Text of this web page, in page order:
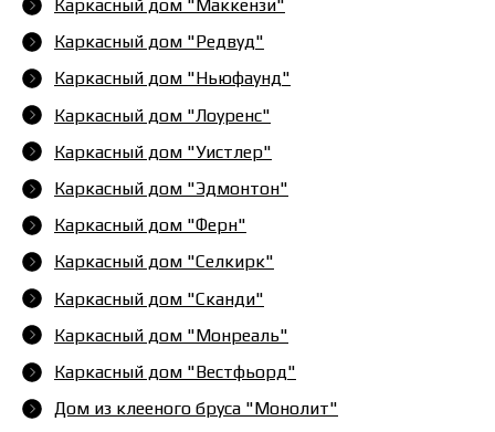
Каркасный дом "Маккензи"
Каркасный дом "Редвуд"
Каркасный дом "Ньюфаунд"
Каркасный дом "Лоуренс"
Каркасный дом "Уистлер"
Каркасный дом "Эдмонтон"
Каркасный дом "Ферн"
Каркасный дом "Селкирк"
Каркасный дом "Сканди"
Каркасный дом "Монреаль"
Каркасный дом "Вестфьорд"
Дом из клееного бруса "Монолит"